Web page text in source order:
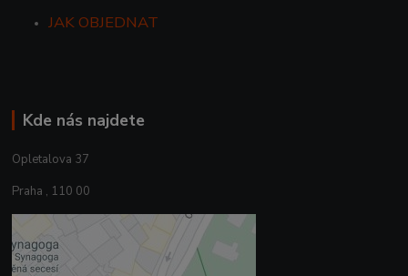
JAK OBJEDNAT
Kde nás najdete
Opletalova 37
Praha , 110 00